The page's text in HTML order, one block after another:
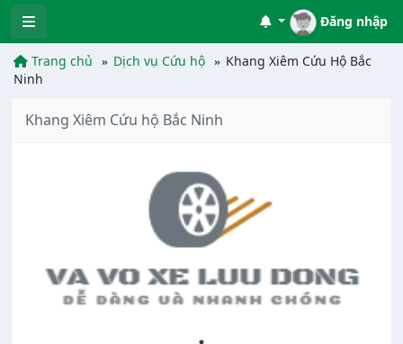
Đăng nhập
Trang chủ Dịch vụ Cứu hộ
Khang Xiêm Cứu Hộ Bắc
Ninh
Khang Xiêm Cứu hộ Bắc Ninh